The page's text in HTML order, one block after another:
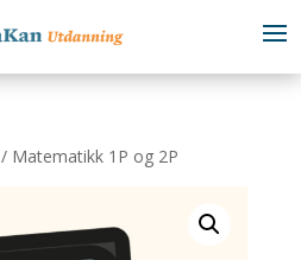
/ Matematikk 1P og 2P